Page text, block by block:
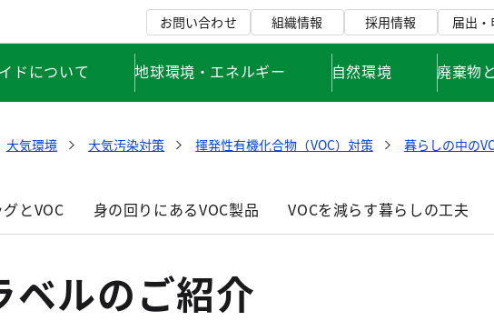
お問い合わせ 組織情報 採用情報 届出
ドについて 地球環境・エネルギー 自然環境 廃棄物
大気環境 大気汚染対策 揮発性有機化合物（VOC）対策 暮らしの中の
とVOC 身の回りにあるVOC製品 VOCを減らす暮らしの工夫
ベルのご紹介